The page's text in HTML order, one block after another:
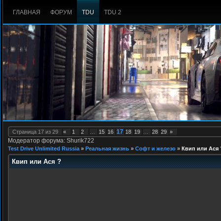
ГЛАВНАЯ ФОРУМ TDU TDU 2
Страница 17 из 29 « 1 2 15 16 17 18 19 28 29 »
Модератор форума: Shurik722
Test Drive Unlimited Russia » Реальная жизнь » Софт и железо » Квип или Ася
Квип или Ася ?